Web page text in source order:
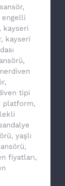
,
engelli
, kayseri
, kayseri
,
,
tipi
platform,
, yaşlı
,
fiyatları,